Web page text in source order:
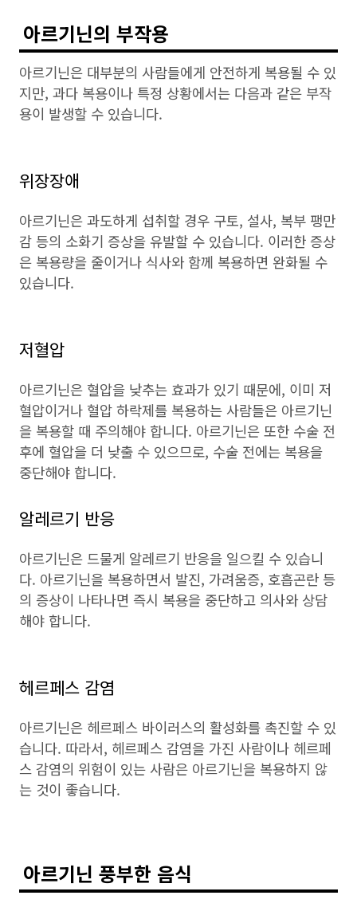
아르기닌의 부작용
아르기닌은 대부분의 사람들에게 안전하게 복용될 수 있
지만, 과다 복용이나 특정 상황에서는 다음과 같은 부작
용이 발생할 수 있습니다.
위장장애
아르기닌은 과도하게 섭취할 경우 구토, 설사, 복부 팽만
감 등의 소화기 증상을 유발할 수 있습니다. 이러한 증상
은 복용량을 줄이거나 식사와 함께 복용하면 완화될 수
있습니다.
저혈압
아르기닌은 혈압을 낮추는 효과가 있기 때문에, 이미 저
혈압이거나 혈압 하락제를 복용하는 사람들은 아르기닌
을 복용할 때 주의해야 합니다. 아르기닌은 또한 수술 전
후에 혈압을 더 낮출 수 있으므로, 수술 전에는 복용을
중단해야 합니다.
알레르기 반응
아르기닌은 드물게 알레르기 반응을 일으킬 수 있습니
다. 아르기닌을 복용하면서 발진, 가려움증, 호흡곤란 등
의 증상이 나타나면 즉시 복용을 중단하고 의사와 상담
해야 합니다.
헤르페스 감염
아르기닌은 헤르페스 바이러스의 활성화를 촉진할 수 있
습니다. 따라서, 헤르페스 감염을 가진 사람이나 헤르페
스 감염의 위험이 있는 사람은 아르기닌을 복용하지 않
는 것이 좋습니다.
아르기닌 풍부한 음식